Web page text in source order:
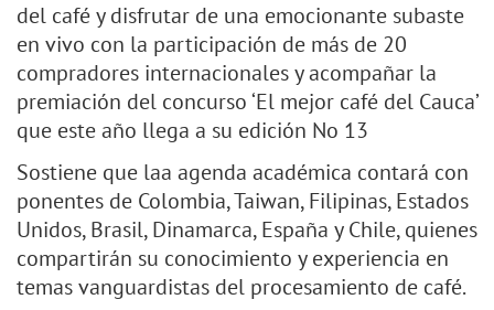
del café y disfrutar de una emocionante subaste
en vivo con la participación de más de 20
compradores internacionales y acompañar la
premiación del concurso ‘El mejor café del Cauca’
que este año llega a su edición No 13
Sostiene que laa agenda académica contará con
ponentes de Colombia, Taiwan, Filipinas, Estados
Unidos, Brasil, Dinamarca, España y Chile, quienes
compartirán su conocimiento y experiencia en
temas vanguardistas del procesamiento de café.